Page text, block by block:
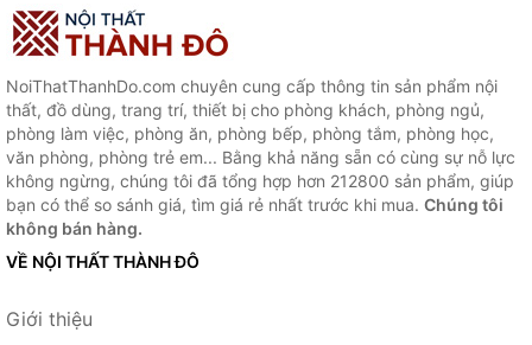
NoiThatThanhDo.com chuyên cung cấp thông tin sản phẩm nội
thất, đồ dùng, trang trí, thiết bị cho phòng khách, phòng ngủ,
phòng làm việc, phòng ăn, phòng bếp, phòng tắm, phòng học,
văn phòng, phòng trẻ em... Bằng khả năng sẵn có cùng sự nỗ lực
không ngừng, chúng tôi đã tổng hợp hơn 212800 sản phẩm, giúp
bạn có thể so sánh giá, tìm giá rẻ nhất trước khi mua. Chúng tôi
không bán hàng.
VỀ NỘI THẤT THÀNH ĐÔ
Giới thiệu